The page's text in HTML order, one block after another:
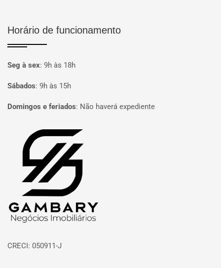
Horário de funcionamento
Seg à sex: 9h às 18h
Sábados: 9h às 15h
Domingos e feriados: Não haverá expediente
Página inicial
CRECI: 050911-J